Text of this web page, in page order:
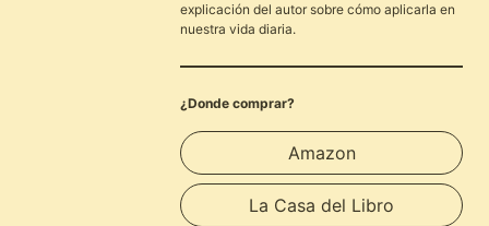
explicación del autor sobre cómo aplicarla en
nuestra vida diaria.
¿Donde comprar?
Amazon
La Casa del Libro